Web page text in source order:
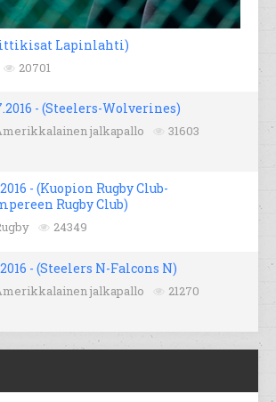
Lapinlahti)
20701
- (Steelers-Wolverines)
jalkapallo 31603
- (Kuopion Rugby Club-
Rugby Club)
24349
- (Steelers N-Falcons N)
jalkapallo 21270